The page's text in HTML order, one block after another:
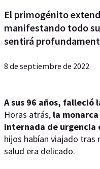
El primogénito
manifestando todo
sentirá
8 de septiembre de 2022
A sus 96 años, falleció
Horas atrás, la
internada de urgencia
hijos habían viajado
salud era delicado.